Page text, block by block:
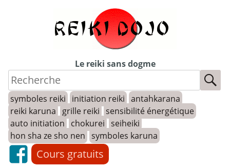
Le reiki sans dogme
symboles reiki initiation reiki antahkarana
reiki karuna
grille reiki sensibilité énergétique
auto initiation
chokurei seiheiki
hon sha ze sho nen symboles karuna
Cours gratuits